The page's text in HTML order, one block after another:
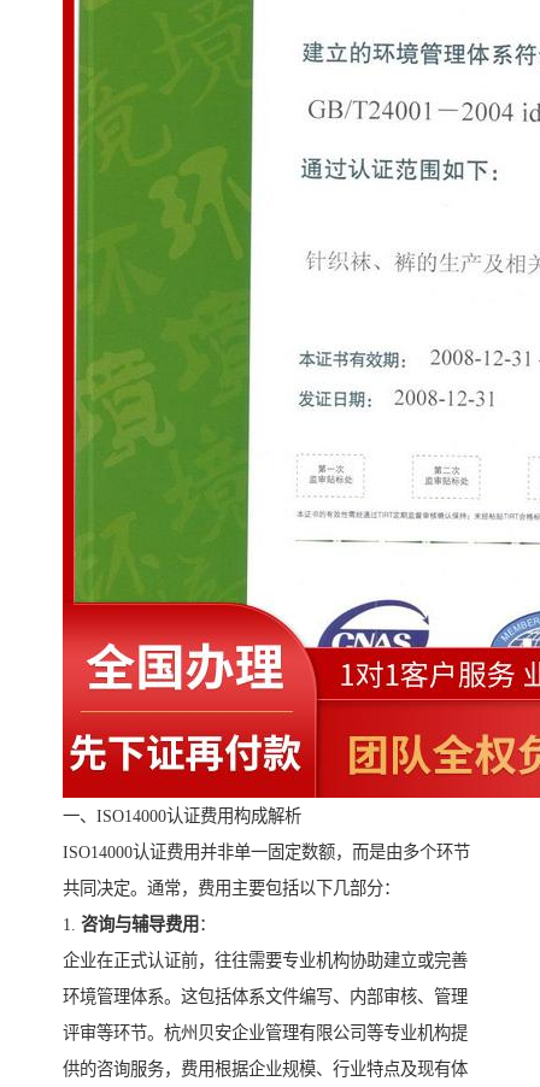
一、ISO14000认证费用构成解析
ISO14000认证费用并非单一固定数额，而是由多个环节
共同决定。通常，费用主要包括以下几部分：
1. 咨询与辅导费用 ：
企业在正式认证前，往往需要专业机构协助建立或完善
环境管理体系。这包括体系文件编写、内部审核、管理
评审等环节。杭州贝安企业管理有限公司等专业机构提
供的咨询服务，费用根据企业规模、行业特点及现有体